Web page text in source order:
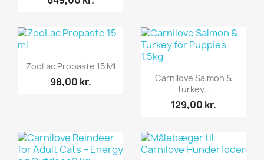
Vis her
ZooLac Propaste 15 Ml
98,00 kr. Vis her
Carnilove Salmon &
Turkey...
129,00 kr.